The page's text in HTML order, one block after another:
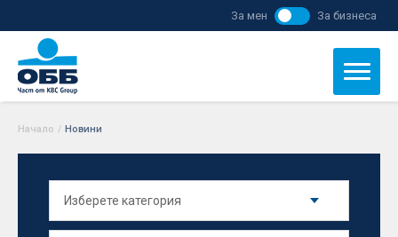
За мен За бизнеса
Начало / Новини